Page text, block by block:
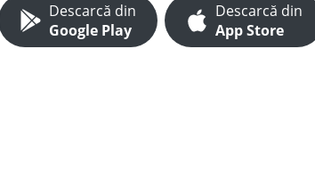
Descarcă din
Google Play
Descarcă din
App Store